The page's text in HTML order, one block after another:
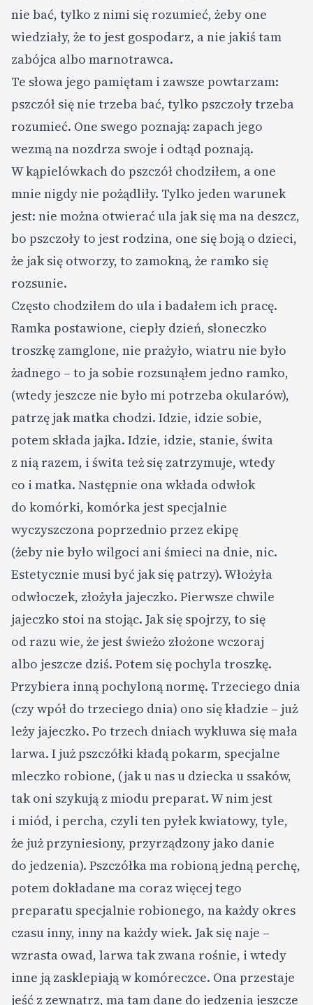
nie bać, tylko z nimi się rozumieć, żeby one
wiedziały, że to jest gospodarz, a nie jakiś tam
zabójca albo marnotrawca.
Te słowa jego pamiętam i zawsze powtarzam:
pszczół się nie trzeba bać, tylko pszczoły trzeba
rozumieć. One swego poznają: zapach jego
wezmą na nozdrza swoje i odtąd poznają.
W kąpielówkach do pszczół chodziłem, a one
mnie nigdy nie pożądliły. Tylko jeden warunek
jest: nie można otwierać ula jak się ma na deszcz,
bo pszczoły to jest rodzina, one się boją o dzieci,
że jak się otworzy, to zamokną, że ramko się
rozsunie.
Często chodziłem do ula i badałem ich pracę.
Ramka postawione, ciepły dzień, słoneczko
troszkę zamglone, nie prażyło, wiatru nie było
żadnego – to ja sobie rozsunąłem jedno ramko,
(wtedy jeszcze nie było mi potrzeba okularów),
patrzę jak matka chodzi. Idzie, idzie sobie,
potem składa jajka. Idzie, idzie, stanie, świta
z nią razem, i świta też się zatrzymuje, wtedy
co i matka. Następnie ona wkłada odwłok
do komórki, komórka jest specjalnie
wyczyszczona poprzednio przez ekipę
(żeby nie było wilgoci ani śmieci na dnie, nic.
Estetycznie musi być jak się patrzy). Włożyła
odwłoczek, złożyła jajeczko. Pierwsze chwile
jajeczko stoi na stojąc. Jak się spojrzy, to się
od razu wie, że jest świeżo złożone wczoraj
albo jeszcze dziś. Potem się pochyla troszkę.
Przybiera inną pochyloną normę. Trzeciego dnia
(czy wpół do trzeciego dnia) ono się kładzie – już
leży jajeczko. Po trzech dniach wykluwa się mała
larwa. I już pszczółki kładą pokarm, specjalne
mleczko robione, (jak u nas u dziecka u ssaków,
tak oni szykują z miodu preparat. W nim jest
i miód, i percha, czyli ten pyłek kwiatowy, tyle,
że już przyniesiony, przyrządzony jako danie
do jedzenia). Pszczółka ma robioną jedną perchę,
potem dokładane ma coraz więcej tego
preparatu specjalnie robionego, na każdy okres
czasu inny, inny na każdy wiek. Jak się naje –
wzrasta owad, larwa tak zwana rośnie, i wtedy
inne ją zasklepiają w komóreczce. Ona przestaje
jeść z zewnątrz, ma tam dane do jedzenia jeszcze